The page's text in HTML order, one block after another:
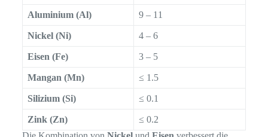
Aluminium (Al) 9 – 11
Nickel (Ni) 4 – 6
Eisen (Fe) 3 – 5
Mangan (Mn) ≤ 1.5
Silizium (Si) ≤ 0.1
Zink (Zn)
≤ 0.2